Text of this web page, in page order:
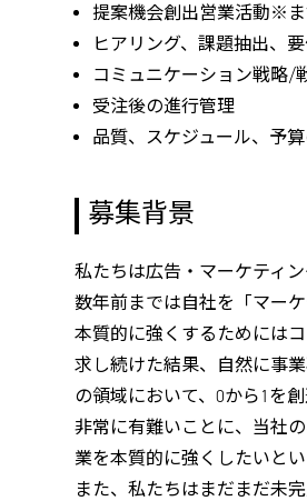
提案機会創出営業活動※
ヒアリング、課題抽出、
コミュニケーション戦略/
受注後の進行管理
品質、スケジュール、予
募集背景
私たちは広告・マーケティ
数年前までは自社を「マー
本質的に強くするためには
求し続けた結果、自然に事
の領域において、0から1を
非常に有難いことに、当社
業を本質的に強くしたいと
また、私たちはまだまだ未